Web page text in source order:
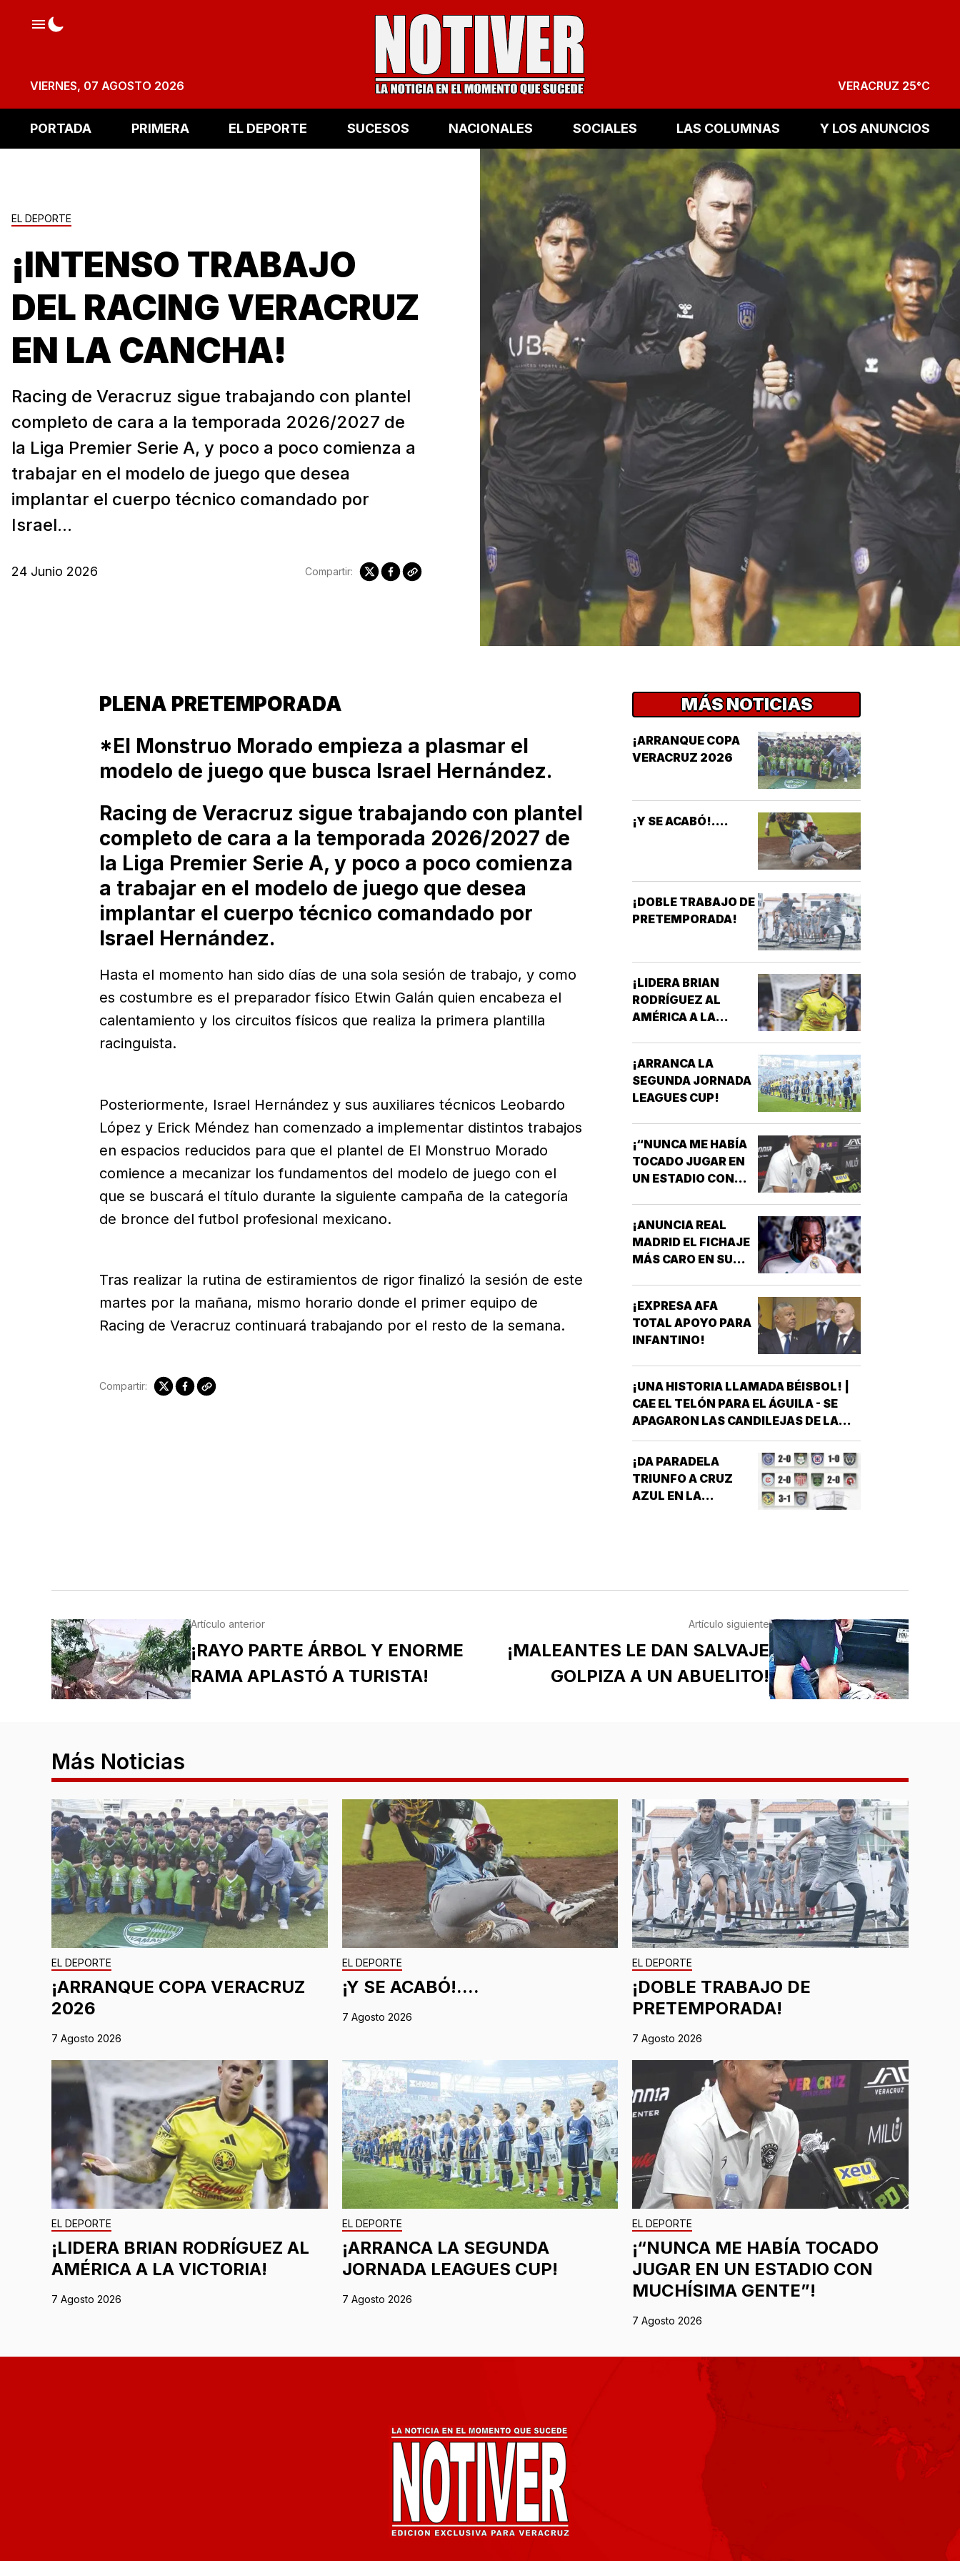
VIERNES, 07 AGOSTO 2026 VERACRUZ 25°C
PORTADA PRIMERA EL DEPORTE SUCESOS NACIONALES SOCIALES LAS COLUMNAS Y LOS ANUNCIOS
EL DEPORTE
¡INTENSO TRABAJO
DEL RACING VERACRUZ
EN LA CANCHA!
Racing de Veracruz sigue trabajando con plantel
completo de cara a la temporada 2026/2027 de
la Liga Premier Serie A, y poco a poco comienza a
trabajar en el modelo de juego que desea
implantar el cuerpo técnico comandado por
Israel...
24 Junio 2026 Compartir:
PLENA PRETEMPORADA
*El Monstruo Morado empieza a plasmar el
modelo de juego que busca Israel Hernández.
Racing de Veracruz sigue trabajando con plantel
completo de cara a la temporada 2026/2027 de
la Liga Premier Serie A, y poco a poco comienza
a trabajar en el modelo de juego que desea
implantar el cuerpo técnico comandado por
Israel Hernández.
Hasta el momento han sido días de una sola sesión de trabajo, y como
es costumbre es el preparador físico Etwin Galán quien encabeza el
calentamiento y los circuitos físicos que realiza la primera plantilla
racinguista.
Posteriormente, Israel Hernández y sus auxiliares técnicos Leobardo
López y Erick Méndez han comenzado a implementar distintos trabajos
en espacios reducidos para que el plantel de El Monstruo Morado
comience a mecanizar los fundamentos del modelo de juego con el
que se buscará el título durante la siguiente campaña de la categoría
de bronce del futbol profesional mexicano.
Tras realizar la rutina de estiramientos de rigor finalizó la sesión de este
martes por la mañana, mismo horario donde el primer equipo de
Racing de Veracruz continuará trabajando por el resto de la semana.
Compartir:
MÁS NOTICIAS
¡ARRANQUE COPA
VERACRUZ 2026
¡Y SE ACABÓ!....
¡DOBLE TRABAJO DE
PRETEMPORADA!
¡LIDERA BRIAN
RODRÍGUEZ AL
AMÉRICA A LA
¡ARRANCA LA
SEGUNDA JORNADA
LEAGUES CUP!
¡“NUNCA ME HABÍA
TOCADO JUGAR EN
UN ESTADIO CON
¡ANUNCIA REAL
MADRID EL FICHAJE
MÁS CARO EN SU
¡EXPRESA AFA
TOTAL APOYO PARA
INFANTINO!
¡UNA HISTORIA LLAMADA BÉISBOL! |
CAE EL TELÓN PARA EL ÁGUILA - SE
APAGARON LAS CANDILEJAS DE LA
TEMPORADA 2026 PARA EL ÁGUILA DE
VERACRUZ *LA NOVENA JAROCHA
CERRÓ SU CALENDARIO CON UNA
VICTORIA DE 10-6 SOBRE PERICOS DE
PUEBLA, PERO EL TRIUNFO YA NO…
¡DA PARADELA
TRIUNFO A CRUZ
AZUL EN LA
Artículo anterior
¡RAYO PARTE ÁRBOL Y ENORME
RAMA APLASTÓ A TURISTA!
Artículo siguiente
¡MALEANTES LE DAN SALVAJE
GOLPIZA A UN ABUELITO!
Más Noticias
EL DEPORTE
¡ARRANQUE COPA VERACRUZ
2026
7 Agosto 2026
EL DEPORTE
¡Y SE ACABÓ!....
7 Agosto 2026
EL DEPORTE
¡DOBLE TRABAJO DE
PRETEMPORADA!
7 Agosto 2026
EL DEPORTE
¡LIDERA BRIAN RODRÍGUEZ AL
AMÉRICA A LA VICTORIA!
7 Agosto 2026
EL DEPORTE
¡ARRANCA LA SEGUNDA
JORNADA LEAGUES CUP!
7 Agosto 2026
EL DEPORTE
¡“NUNCA ME HABÍA TOCADO
JUGAR EN UN ESTADIO CON
MUCHÍSIMA GENTE”!
7 Agosto 2026